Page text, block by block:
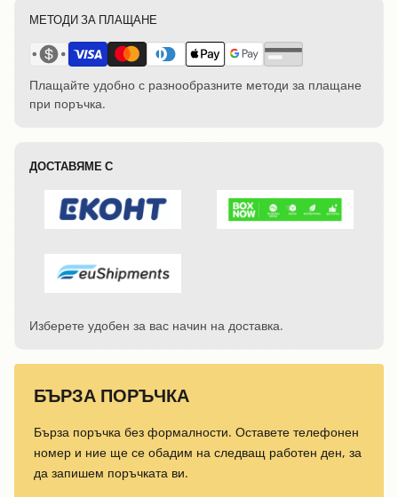
МЕТОДИ ЗА ПЛАЩАНЕ
Плащайте удобно с разнообразните методи за плащане
при поръчка.
ДОСТАВЯМЕ С
Изберете удобен за вас начин на доставка.
БЪРЗА ПОРЪЧКА
Бърза поръчка без формалности. Оставете телефонен
номер и ние ще се обадим на следващ работен ден, за
да запишем поръчката ви.